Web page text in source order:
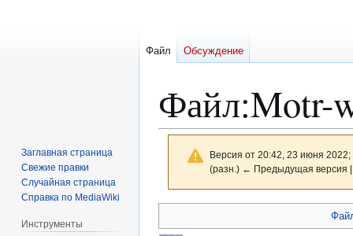
Файл:Motr-
Версия от 20:42, 23 июня 2022;
(разн.) ← Предыдущая версия
к
к
Файл Обсуждение
Заглавная страница
Свежие правки
Случайная страница
Справка по MediaWiki
Инструменты